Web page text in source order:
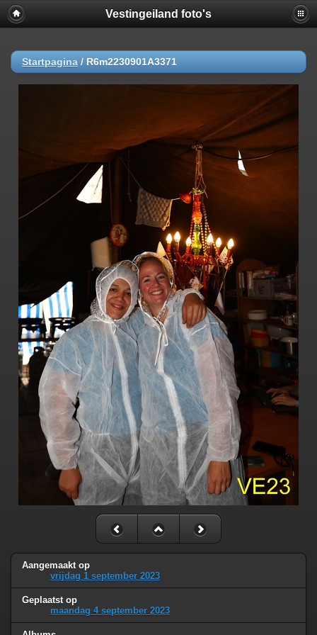
Vestingeiland foto's
Startpagina / R6m2230901A3371
Aangemaakt op
vrijdag 1 september 2023
Geplaatst op
maandag 4 september 2023